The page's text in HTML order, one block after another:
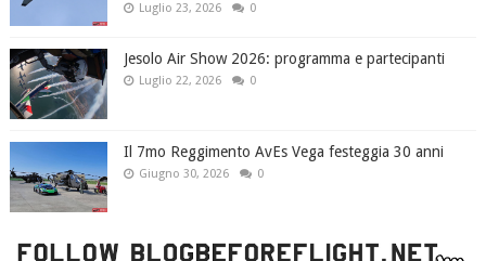
Luglio 23, 2026 0
Jesolo Air Show 2026: programma e partecipanti
Luglio 22, 2026 0
Il 7mo Reggimento AvEs Vega festeggia 30 anni
Giugno 30, 2026 0